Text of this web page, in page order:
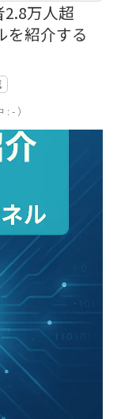
2.8万人超
を紹介する
- ）